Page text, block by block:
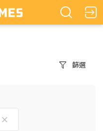
篩選